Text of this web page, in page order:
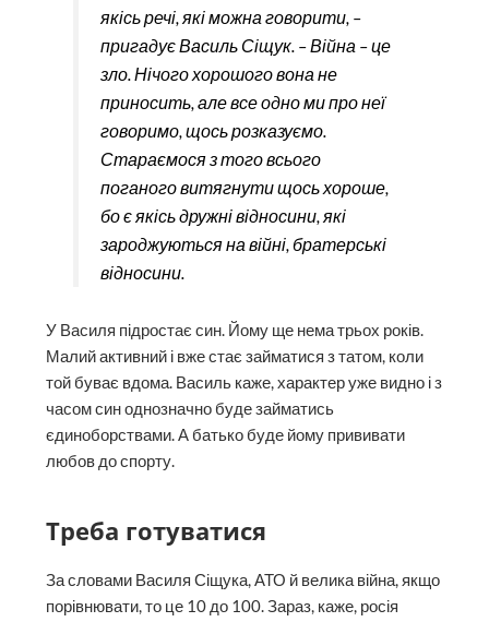
якісь речі, які можна говорити, –
пригадує Василь Сіщук. – Війна – це
зло. Нічого хорошого вона не
приносить, але все одно ми про неї
говоримо, щось розказуємо.
Стараємося з того всього
поганого витягнути щось хороше,
бо є якісь дружні відносини, які
зароджуються на війні, братерські
відносини.
У Василя підростає син. Йому ще нема трьох років.
Малий активний і вже стає займатися з татом, коли
той буває вдома. Василь каже, характер уже видно і з
часом син однозначно буде займатись
єдиноборствами. А батько буде йому прививати
любов до спорту.
Треба готуватися
За словами Василя Сіщука, АТО й велика війна, якщо
порівнювати, то це 10 до 100. Зараз, каже, росія